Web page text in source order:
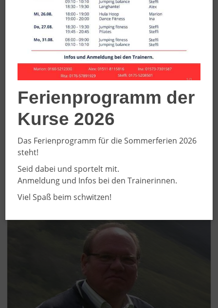
Uli Remke
Beauftragter des SC DJK Everswinkel e. V.
0171 6822616
E-Mail schreiben
Ferienprogramm der
Kurse 2026
Das Ferienprogramm für die Sommerferien 2026
steht!
Seid dabei und sportelt mit.
Anmeldung und Infos bei den Trainerinnen.
Viel Spaß beim schwitzen!